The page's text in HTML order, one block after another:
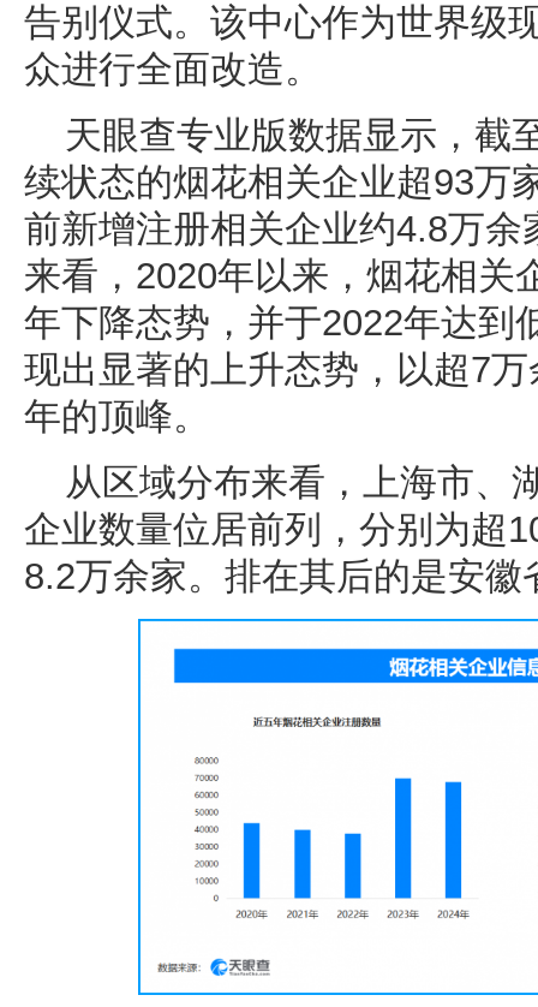
告别仪式。该中心作为世界级
众进行全面改造。
天眼查专业版数据显示，截
续状态的烟花相关企业超93万
前新增注册相关企业约4.8万
来看，2020年以来，烟花相关
年下降态势，并于2022年达到
现出显著的上升态势，以超7
年的顶峰。
从区域分布来看，上海市、
企业数量位居前列，分别为超
8.2万余家。排在其后的是安徽